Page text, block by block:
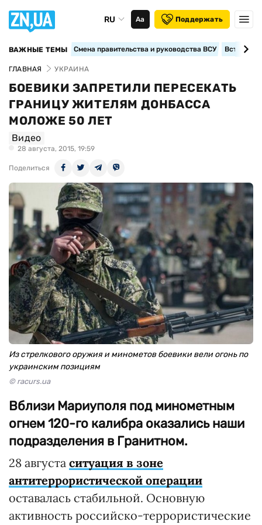
RU Аа Поддержать
ВАЖНЫЕ ТЕМЫ Смена правительства и руководства ВСУ
ГЛАВНАЯ УКРАИНА
БОЕВИКИ ЗАПРЕТИЛИ ПЕРЕСЕКАТЬ
ГРАНИЦУ ЖИТЕЛЯМ ДОНБАССА
МОЛОЖЕ 50 ЛЕТ
Видео
28 августа, 2015, 19:59
Поделиться
Из стрелкового оружия и минометов боевики вели огонь по
украинским позициям
© racurs.ua
Вблизи Мариуполя под минометным
огнем 120-го калибра оказались наши
подразделения в Гранитном.
28 августа ситуация в зоне
антитеррористической операции
оставалась стабильной. Основную
активность российско-террористические